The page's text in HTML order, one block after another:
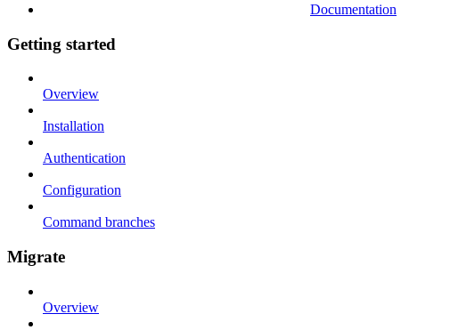
Documentation
Getting started
Overview
Installation
Authentication
Configuration
Command branches
Migrate
Overview